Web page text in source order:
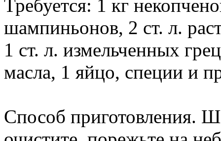
Требуется: 1 кг
шампиньонов, 2 ст. л.
1 ст. л. измельченных
масла, 1 яйцо, специи и
Способ приготовления.